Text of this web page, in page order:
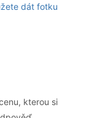
dát fotku
kterou si